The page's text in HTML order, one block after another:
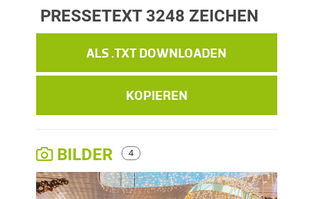
PRESSETEXT3248 ZEICHEN
ALS .TXT DOWNLOADEN
KOPIEREN
BILDER 4